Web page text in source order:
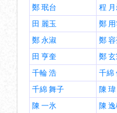
鄭 珉台
程
田 麗玉
鄭
鄭 永淑
鄭
田 亨奎
鄭
千輪 浩
千綿
千綿 舞子
陳 瑋
陳 一氷
陳